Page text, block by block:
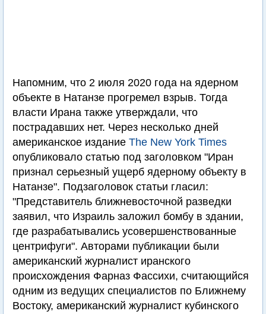
Напомним, что 2 июля 2020 года на ядерном
объекте в Натанзе прогремел взрыв. Тогда
власти Ирана также утверждали, что
пострадавших нет. Через несколько дней
американское издание The New York Times
опубликовало статью под заголовком "Иран
признал серьезный ущерб ядерному объекту в
Натанзе". Подзаголовок статьи гласил:
"Представитель ближневосточной разведки
заявил, что Израиль заложил бомбу в здании,
где разрабатывались усовершенствованные
центрифуги". Авторами публикации были
американский журналист иранского
происхождения Фарназ Фассихи, считающийся
одним из ведущих специалистов по Ближнему
Востоку, американский журналист кубинского